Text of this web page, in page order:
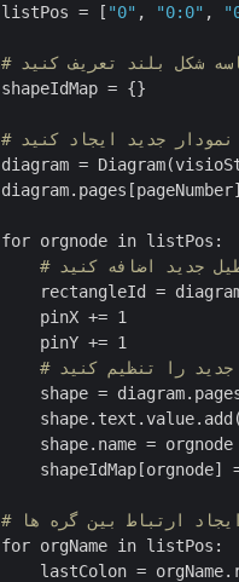
listPos = [ "0" , "0:0" ,
شکل بلند تعریف کنید
shapeIdMap = {}
نمودار جدید ایجاد کنید
diagram =
for orgnode in listPos:
جدید اضافه کنید
rectangleId =
    pinX += 1
    pinY += 1
جدید را تنظیم کنید
shape =
    shape.name = orgnode
shapeIdMap[orgnode]
# ایجاد ارتباط بین گره ها
for orgName in listPos:
lastColon =